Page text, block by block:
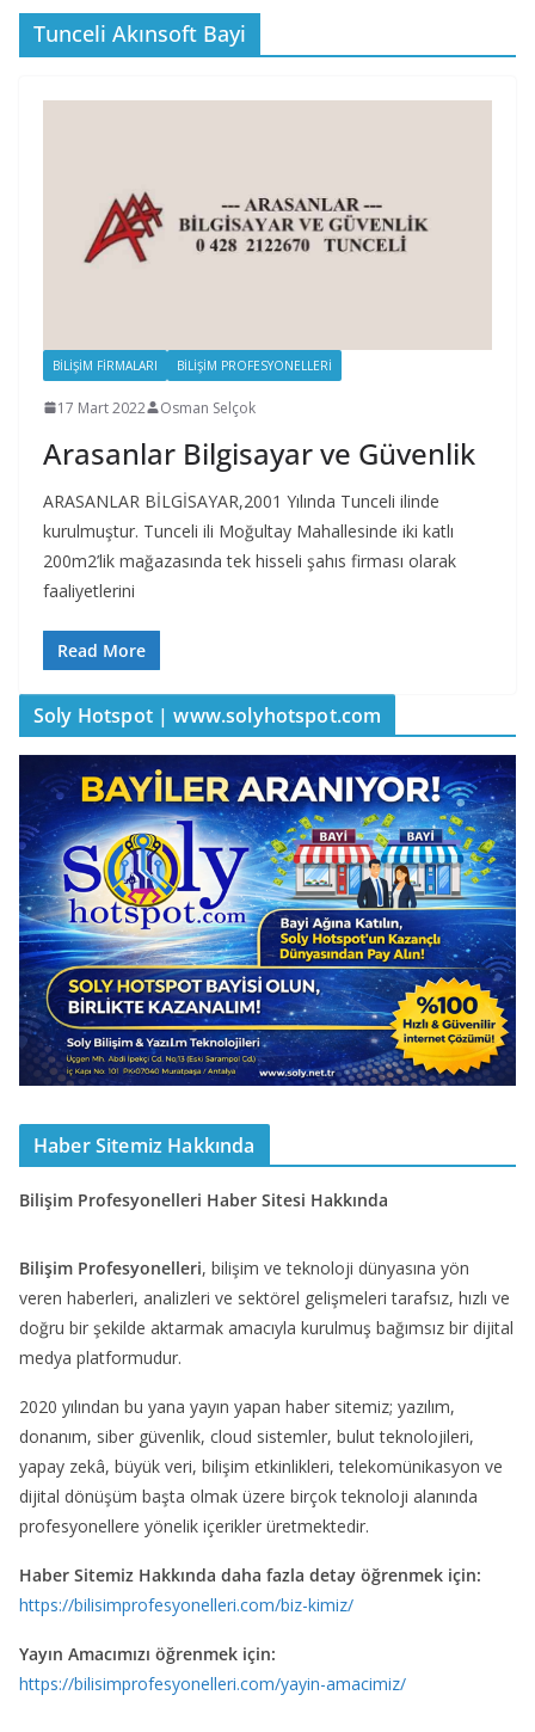
Tunceli Akınsoft Bayi
BILIŞIM FIRMALARI BILIŞIM PROFESYONELLERI
17 Mart 2022 Osman Selçok
Arasanlar Bilgisayar ve Güvenlik
ARASANLAR BİLGİSAYAR,2001 Yılında Tunceli ilinde
kurulmuştur. Tunceli ili Moğultay Mahallesinde iki katlı
200m2’lik mağazasında tek hisseli şahıs firması olarak
faaliyetlerini
Read More
Soly Hotspot | www.solyhotspot.com
Haber Sitemiz Hakkında
Bilişim Profesyonelleri Haber Sitesi Hakkında
Bilişim Profesyonelleri, bilişim ve teknoloji dünyasına yön
veren haberleri, analizleri ve sektörel gelişmeleri tarafsız, hızlı ve
doğru bir şekilde aktarmak amacıyla kurulmuş bağımsız bir dijital
medya platformudur.
2020 yılından bu yana yayın yapan haber sitemiz; yazılım,
donanım, siber güvenlik, cloud sistemler, bulut teknolojileri,
yapay zekâ, büyük veri, bilişim etkinlikleri, telekomünikasyon ve
dijital dönüşüm başta olmak üzere birçok teknoloji alanında
profesyonellere yönelik içerikler üretmektedir.
Haber Sitemiz Hakkında daha fazla detay öğrenmek için:
https://bilisimprofesyonelleri.com/biz-kimiz/
Yayın Amacımızı öğrenmek için:
https://bilisimprofesyonelleri.com/yayin-amacimiz/